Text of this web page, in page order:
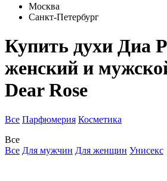
Москва
Санкт-Петербург
Купить духи Диа
женский и
Dear Rose
Все Парфюмерия Косметика
Все
Все Для мужчин Для женщин Унисекс